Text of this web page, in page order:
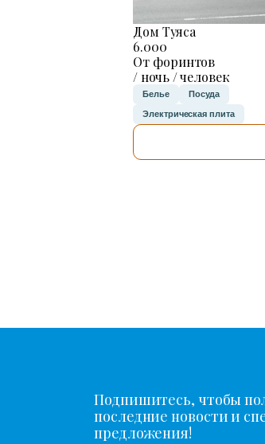
Дом Туяса
6.000
От форинтов
/ ночь / человек
Белье Посуда
Электрическая плита
Подпишитесь, чтобы
последние новости и
предложения!